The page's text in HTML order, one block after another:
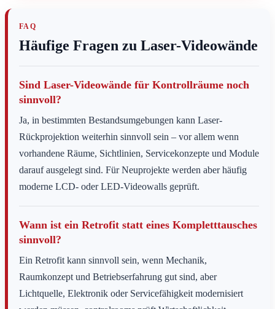
FAQ
Häufige Fragen zu Laser-Videowände
Sind Laser-Videowände für Kontrollräume noch
sinnvoll?
Ja, in bestimmten Bestandsumgebungen kann Laser-
Rückprojektion weiterhin sinnvoll sein – vor allem wenn
vorhandene Räume, Sichtlinien, Servicekonzepte und Module
darauf ausgelegt sind. Für Neuprojekte werden aber häufig
moderne LCD- oder LED-Videowalls geprüft.
Wann ist ein Retrofit statt eines Kompletttausches
sinnvoll?
Ein Retrofit kann sinnvoll sein, wenn Mechanik,
Raumkonzept und Betriebserfahrung gut sind, aber
Lichtquelle, Elektronik oder Servicefähigkeit modernisiert